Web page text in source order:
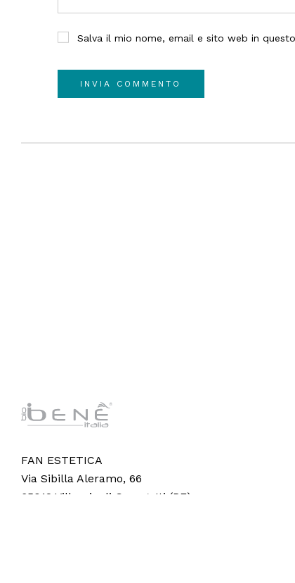
Salva il mio nome, email e sito web in
FAN ESTETICA
Via Sibilla Aleramo, 66
65012 Villareia di Cepagatti (PE)